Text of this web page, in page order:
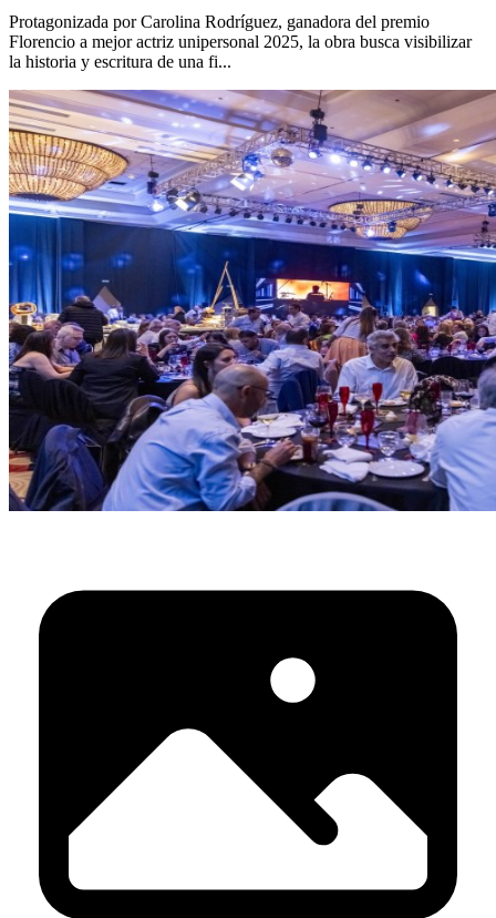
Protagonizada por Carolina Rodríguez, ganadora del premio
Florencio a mejor actriz unipersonal 2025, la obra busca visibilizar
la historia y escritura de una fi...